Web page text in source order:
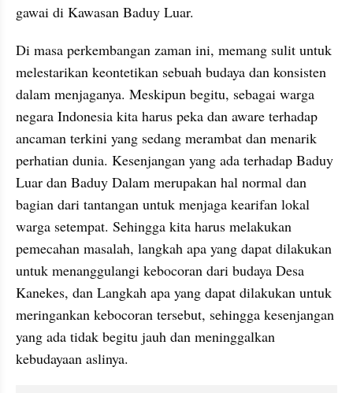
gawai di Kawasan Baduy Luar.
Di masa perkembangan zaman ini, memang sulit untuk
melestarikan keontetikan sebuah budaya dan konsisten
dalam menjaganya. Meskipun begitu, sebagai warga
negara Indonesia kita harus peka dan aware terhadap
ancaman terkini yang sedang merambat dan menarik
perhatian dunia. Kesenjangan yang ada terhadap Baduy
Luar dan Baduy Dalam merupakan hal normal dan
bagian dari tantangan untuk menjaga kearifan lokal
warga setempat. Sehingga kita harus melakukan
pemecahan masalah, langkah apa yang dapat dilakukan
untuk menanggulangi kebocoran dari budaya Desa
Kanekes, dan Langkah apa yang dapat dilakukan untuk
meringankan kebocoran tersebut, sehingga kesenjangan
yang ada tidak begitu jauh dan meninggalkan
kebudayaan aslinya.